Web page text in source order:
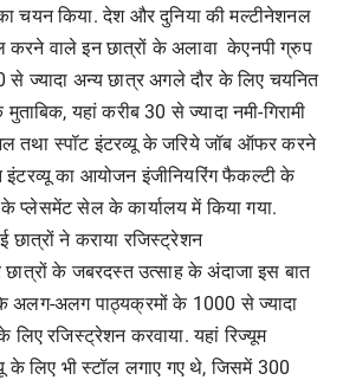
चयन किया. देश और दुनिया की मल्टीनेशनल
करने वाले इन छात्रों के अलावा केएनपी ग्रुप
ज्यादा अन्य छात्र अगले दौर के लिए चयनित
यहां करीब 30 से ज्यादा नमी-गिरामी
तथा स्पॉट इंटरव्यू के जरिये जॉब ऑफर करने
का आयोजन इंजीनियरिंग फैकल्टी के
प्लेसमेंट सेल के कार्यालय में किया गया.
ने कराया रजिस्ट्रेशन
के जबरदस्त उत्साह के अंदाजा इस बात
अलग-अलग पाठ्यक्रमों के 1000 से ज्यादा
रजिस्ट्रेशन करवाया. यहां रिज्यूम
के लिए भी स्टॉल लगाए गए थे, जिसमें 300